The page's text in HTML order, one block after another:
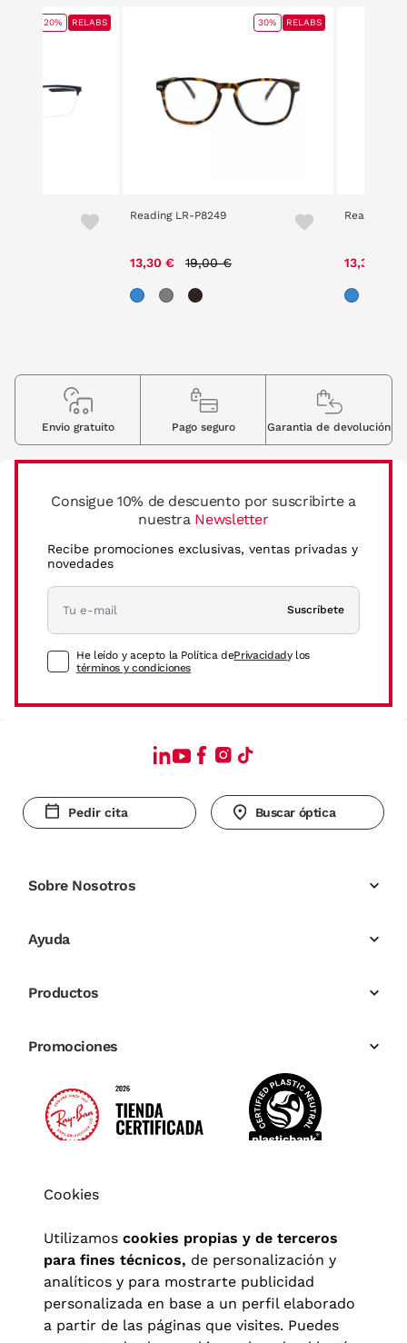
20% RELABS
Reading LR-P8249
13,30 € 19,00 €
30% RELABS
Reading
13,30 €
Consigue 10% de descuento por suscribirte a
nuestra Newsletter
Recibe promociones exclusivas, ventas privadas y
novedades
Suscríbete
He leído y acepto la Política dePrivacidady los
términos y condiciones
Envio gratuito Pago seguro Garantia de devolución
Pedir cita Buscar óptica
Sobre Nosotros
Ayuda
Productos
Promociones
Cookies
Utilizamos cookies propias y de terceros
para fines técnicos, de personalización y
analíticos y para mostrarte publicidad
personalizada en base a un perfil elaborado
a partir de las páginas que visites. Puedes